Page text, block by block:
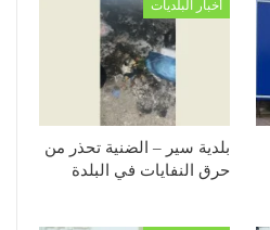
أخبار البلديات
بلدية سير – الضنية تحذر من
حرق النفايات في البلدة